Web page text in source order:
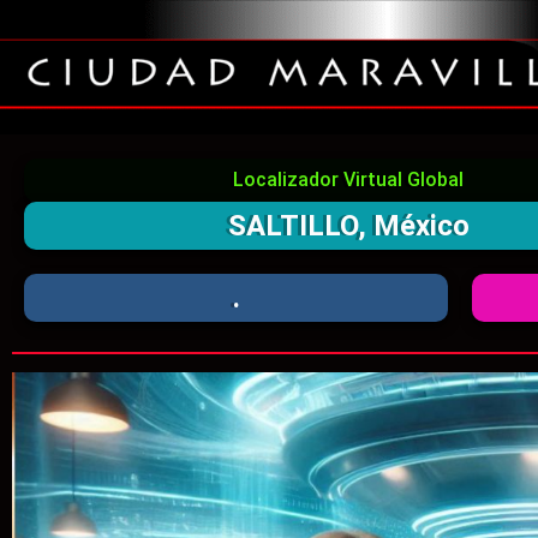
Localizador Virtual Global
SALTILLO, México
.